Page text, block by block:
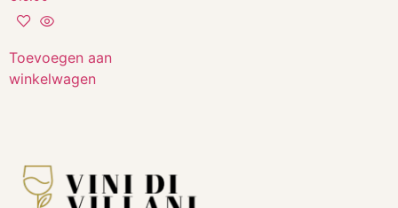
Toevoegen aan
winkelwagen